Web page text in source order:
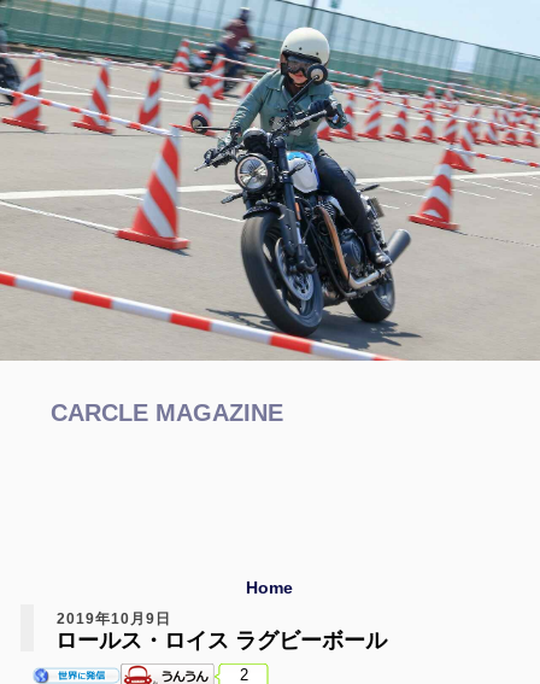
CARCLE MAGAZINE
Home
2019年10月9日
ロールス・ロイス ラグビーボール
2